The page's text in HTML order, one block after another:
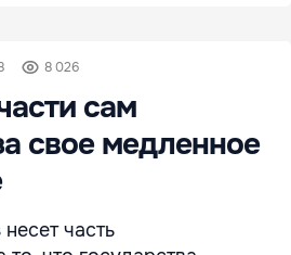
8 026
сам
свое медленное
часть